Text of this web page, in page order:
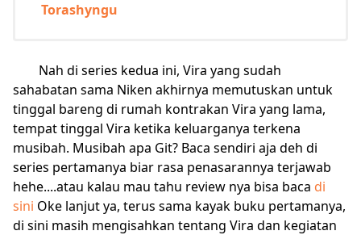
Torashyngu
Nah di series kedua ini, Vira yang sudah
sahabatan sama Niken akhirnya memutuskan untuk
tinggal bareng di rumah kontrakan Vira yang lama,
tempat tinggal Vira ketika keluarganya terkena
musibah. Musibah apa Git? Baca sendiri aja deh di
series pertamanya biar rasa penasarannya terjawab
hehe....atau kalau mau tahu review nya bisa baca di
sini Oke lanjut ya, terus sama kayak buku pertamanya,
di sini masih mengisahkan tentang Vira dan kegiatan